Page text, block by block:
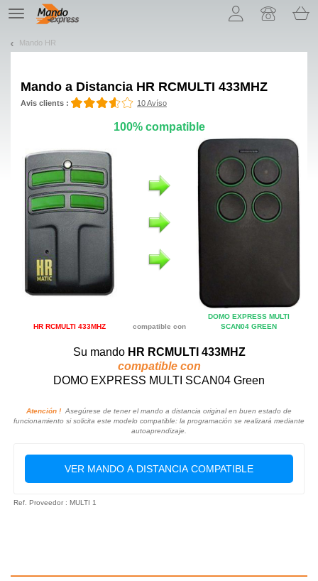
TE
navigation
Mando HR
Mando a Distancia HR RCMULTI 433MHZ
Avis clients : 10 Avíso
100% compatible
HR RCMULTI 433MHZ compatible con
DOMO EXPRESS MULTI
SCAN04 GREEN
Su mando HR RCMULTI 433MHZ
compatible con
DOMO EXPRESS MULTI SCAN04 Green
Atención ! Asegúrese de tener el mando a distancia original en buen estado de
funcionamiento si solicita este modelo compatible: la programación se realizará mediante
autoaprendizaje.
VER MANDO A DISTANCIA COMPATIBLE
Ref. Proveedor : MULTI 1
¡Permítenos presentarte nuestras cookies!